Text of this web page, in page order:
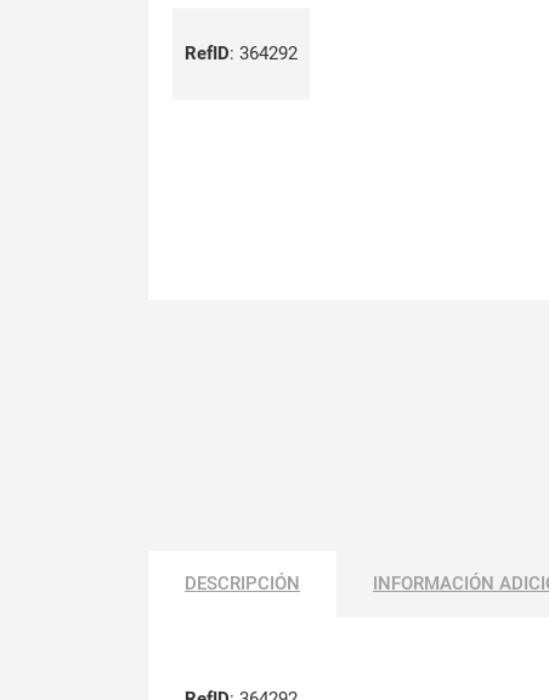
RefID: 364292
DESCRIPCIÓN INFORMACIÓN